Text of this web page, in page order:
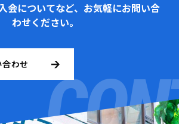
会についてなど、お気軽にお問い合
わせください。
わせ